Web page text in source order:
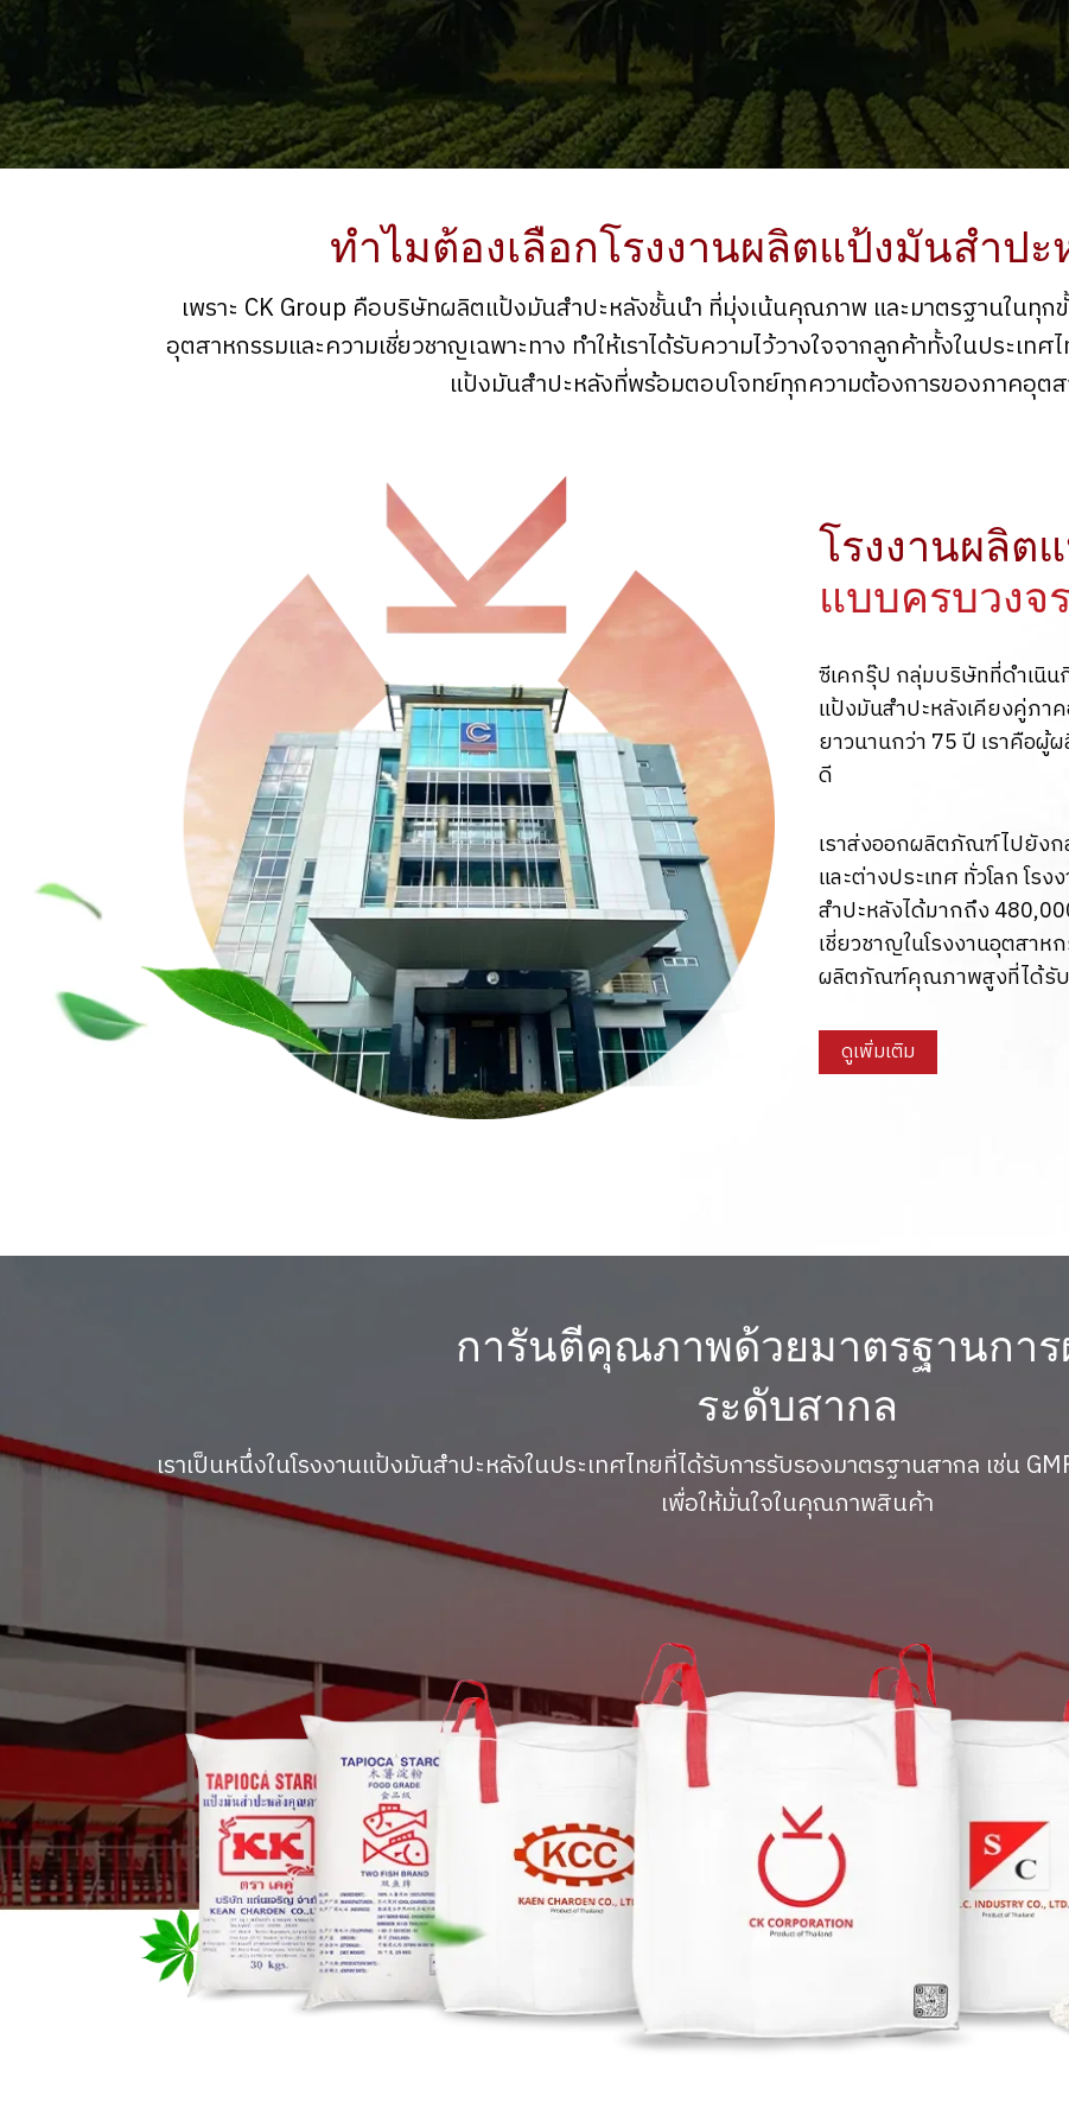
ทำไมต้องเลือกโรงงานผลิตแป้งมันสำปะ
เพราะ CK Group คือบริษัทผลิตแป้งมันสำปะหลังชั้นนำ ที่มุ่งเน้นคุณภาพ และมาตรฐานในทุ
อุตสาหกรรมและความเชี่ยวชาญเฉพาะทาง ทำให้เราได้รับความไว้วางใจจากลูกค้าทั้งในประเท
แป้งมันสำปะหลังที่พร้อมตอบโจทย์ทุกความต้องการของภาคอุต
โรงงานผลิต
แบบครบวงจ
ซีเคกรุ๊ป กลุ่มบริษัทที่ดำเนิน
แป้งมันสำปะหลังเคียงคู่ภา
ยาวนานกว่า 75 ปี เราคือ
ดี
เราส่งออกผลิตภัณฑ์ไปยัง
และต่างประเทศ ทั่วโลก โร
สำปะหลังได้มากถึง
เชี่ยวชาญในโรงงานอุตสา
ผลิตภัณฑ์คุณภาพสูงที่ได้รับ
ดูเพิ่มเติม
การันตีคุณภาพด้วยมาตรฐานการ
ระดับสากล
เราเป็นหนึ่งในโรงงานแป้งมันสำปะหลังในประเทศไทยที่ได้รับการรับรองมาตรฐานสากล เช่น
เพื่อให้มั่นใจในคุณภาพสินค้า